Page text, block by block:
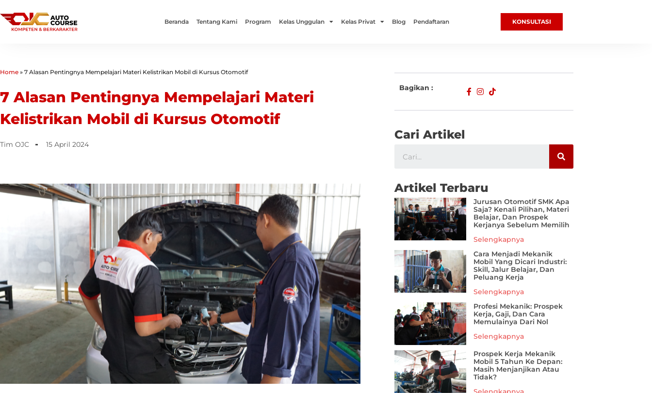
Beranda Tentang Kami Program Kelas Unggulan Kelas Privat Blog Pendaftaran KONSULTASI
Home » 7 Alasan Pentingnya Mempelajari Materi Kelistrikan Mobil di Kursus Otomotif
7 Alasan Pentingnya Mempelajari Materi
Kelistrikan Mobil di Kursus Otomotif
Tim OJC 15 April 2024
Bagikan :
Cari Artikel
Artikel Terbaru
Jurusan Otomotif SMK Apa
Saja? Kenali Pilihan, Materi
Belajar, Dan Prospek
Kerjanya Sebelum Memilih
Selengkapnya
Cara Menjadi Mekanik
Mobil Yang Dicari Industri:
Skill, Jalur Belajar, Dan
Peluang Kerja
Selengkapnya
Profesi Mekanik: Prospek
Kerja, Gaji, Dan Cara
Memulainya Dari Nol
Selengkapnya
Prospek Kerja Mekanik
Mobil 5 Tahun Ke Depan:
Masih Menjanjikan Atau
Tidak?